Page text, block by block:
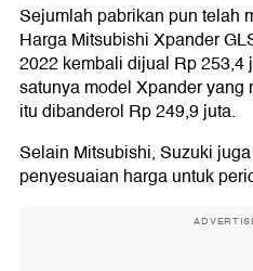
Sejumlah pabrikan pun telah
Harga Mitsubishi Xpander
2022 kembali dijual Rp 253,4
satunya model Xpander
itu dibanderol Rp 249,9 juta.
Selain Mitsubishi, Suzuki
penyesuaian harga untuk